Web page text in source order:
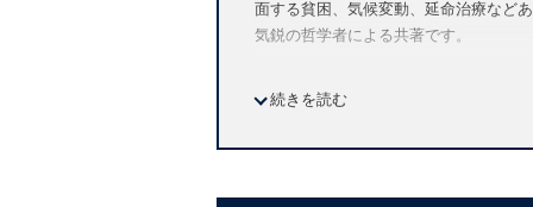
面する貧困、気候変動、延命治療など
気鋭の哲学者による共著です。
Offers a comprehensive account
Considers the influence of
Utilitarianism may well be the most
続きを読む